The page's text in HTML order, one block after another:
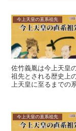
今上天皇の直系祖先
佐竹義胤は今上天皇
祖先とされる歴史上
上天皇に至るまでの
今上天皇の直系祖先